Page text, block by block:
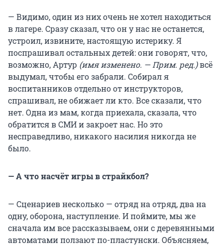
— Видимо, один из них очень не хотел находиться
в лагере. Сразу сказал, что он у нас не останется,
устроил, извините, настоящую истерику. Я
поспрашивал остальных детей: они говорят, что,
возможно, Артур (имя изменено. — Прим. ред.)всё
выдумал, чтобы его забрали. Собирал я
воспитанников отдельно от инструкторов,
спрашивал, не обижает ли кто. Все сказали, что
нет. Одна из мам, когда приехала, сказала, что
обратится в СМИ и закроет нас. Но это
несправедливо, никакого насилия никогда не
было.
— А что насчёт игры в страйкбол?
— Сценариев несколько — отряд на отряд, два на
одну, оборона, наступление. И поймите, мы же
сначала им все рассказываем, они с деревянными
автоматами ползают по-пластунски. Объясняем,